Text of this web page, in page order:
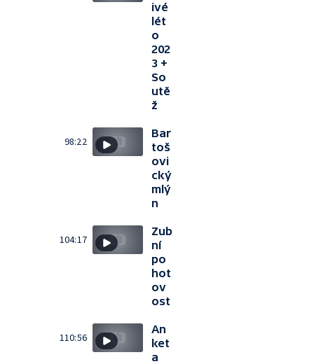
ivé
lét
o
202
3 +
So
utě
ž
98:22
Bar
toš
ovi
cký
mlý
n
104:17
Zub
ní
po
hot
ov
ost
110:56
An
ket
a